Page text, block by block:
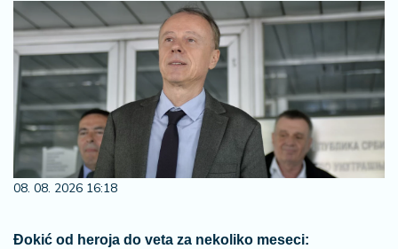
08. 08. 2026 16:18
Đokić od heroja do veta za nekoliko meseci: